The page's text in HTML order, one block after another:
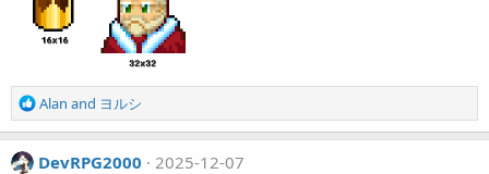
R
e
a
c
Alan and ヨルシ
DevRPG2000
2025-12-07